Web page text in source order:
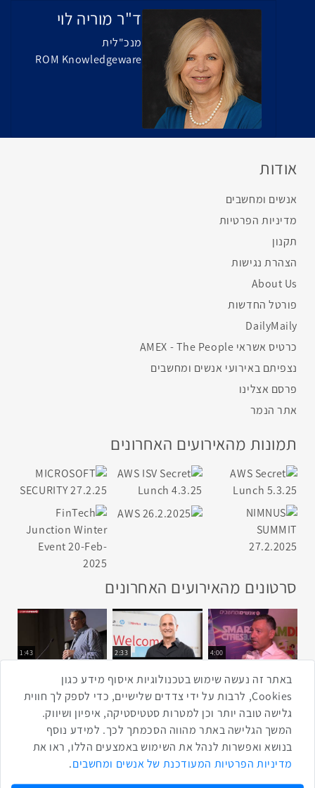
ד"ר מוריה לוי
מנכ"לית
ROM Knowledgeware
אודות
אנשים ומחשבים
מדיניות הפרטיות
תקנון
הצהרת נגישות
About Us
פורטל החדשות
DailyMaily
כרטיס אשראי AMEX - The People
נצפיתם באירועי אנשים ומחשבים
פרסם אצלינו
אתר הנמר
תמונות מהאירועים האחרונים
סרטונים מהאירועים האחרונים
4:00
2:33
1:43
3:52
כנס RPA
1:14
כנס בינת יערות הכרמל
כנס F5
שתפו ברשת
באתר זה נעשה שימוש בטכנולוגיות איסוף מידע כגון
Cookies, לרבות על ידי צדדים שלישיים, כדי לספק לך חווית
גלישה טובה יותר וכן למטרות סטטיסטיקה, איפיון ושיווק.
המשך הגלישה באתר מהווה הסכמתך לכך. למידע נוסף
בנושא ואפשרות לנהל את השימוש באמצעים הללו, ראו את
מדיניות הפרטיות המעודכנת של אנשים ומחשבים.